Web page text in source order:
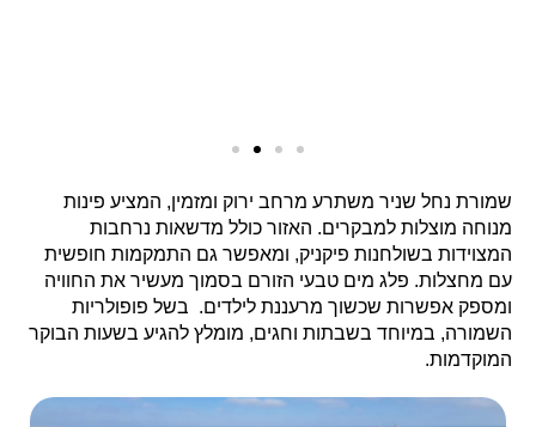
שמורת נחל שניר משתרע מרחב ירוק ומזמין, המציע פינות
מנוחה מוצלות למבקרים. האזור כולל מדשאות נרחבות
המצוידות בשולחנות פיקניק, ומאפשר גם התמקמות חופשית
עם מחצלות. פלג מים טבעי הזורם בסמוך מעשיר את החוויה
ומספק אפשרות שכשוך מרעננת לילדים. בשל פופולריות
השמורה, במיוחד בשבתות וחגים, מומלץ להגיע בשעות הבוקר
המוקדמות.